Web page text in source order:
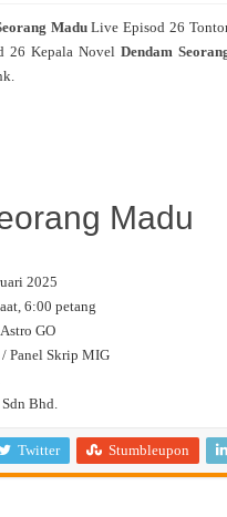
MaduLive Episod 26
26 Kepala NovelDendam
Madu
2025
6:00 petang
GO
Panel Skrip MIG
Bhd.
Twitter Stumbleupon